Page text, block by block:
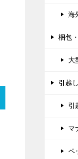
海
梱包
大
引越
引
マ
ペ